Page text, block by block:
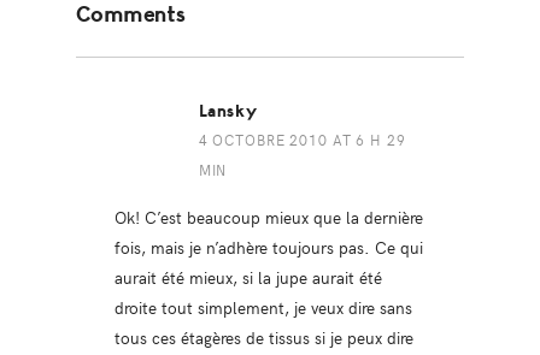
Interactions
Comments
Lansky
4 OCTOBRE 2010 AT 6 H 29
MIN
Ok! C’est beaucoup mieux que la dernière
fois, mais je n’adhère toujours pas. Ce qui
aurait été mieux, si la jupe aurait été
droite tout simplement, je veux dire sans
tous ces étagères de tissus si je peux dire